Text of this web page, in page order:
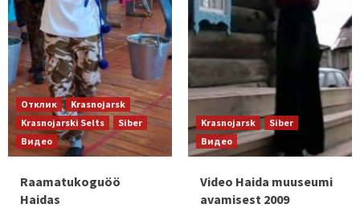
Отклик
Krasnojarsk
Krasnojarski Selts
Siber
Видео
Raamatukoguöö
Haidas
Krasnojarsk
Siber
Видео
Video Haida muuseumi
avamisest 2009